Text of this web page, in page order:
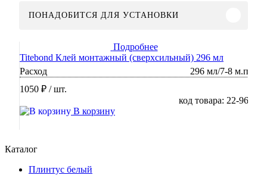
ПОНАДОБИТСЯ ДЛЯ УСТАНОВКИ
Подробнее
Titebond Клей монтажный (сверхсильный) 296 мл
Расход
296 мл/7-8 м.п
1050 ₽ / шт.
код товара: 22-96
В корзину
Каталог
Плинтус белый